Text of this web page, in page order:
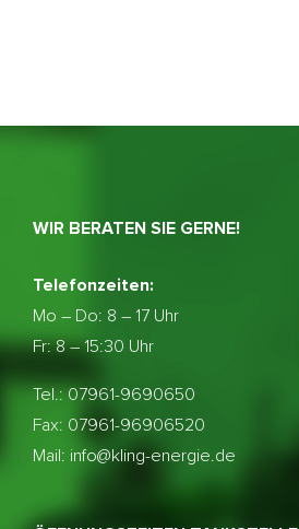
WIR BERATEN SIE GERNE!
Telefonzeiten:
Mo – Do: 8 – 17 Uhr
Fr: 8 – 15:30 Uhr
Tel.: 07961-9690650
Fax: 07961-96906520
Mail: info@kling-energie.de